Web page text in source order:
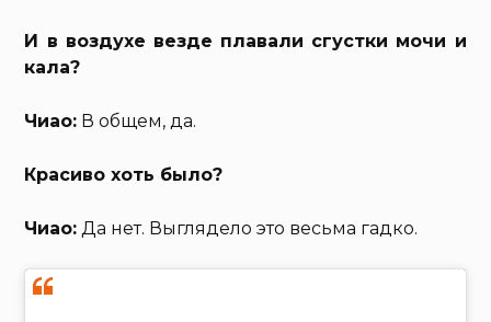
И в воздухе везде плавали сгустки мочи и
кала?
Чиао: В общем, да.
Красиво хоть было?
Чиао: Да нет. Выглядело это весьма гадко.